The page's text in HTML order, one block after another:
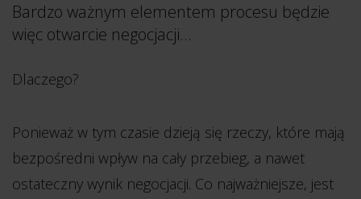
Bardzo ważnym elementem procesu będzie
więc otwarcie negocjacji…
Dlaczego?
Ponieważ w tym czasie dzieją się rzeczy, które mają
bezpośredni wpływ na cały przebieg, a nawet
ostateczny wynik negocjacji. Co najważniejsze, jest